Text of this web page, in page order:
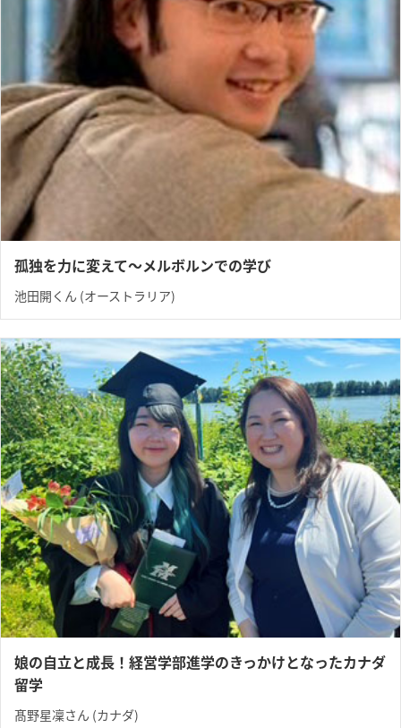
孤独を力に変えて〜メルボルンでの学び
池田開くん (オーストラリア)
娘の自立と成長！経営学部進学のきっかけとなったカナダ
留学
髙野星凜さん (カナダ)